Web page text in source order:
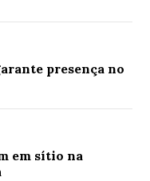
presença no
em sítio na